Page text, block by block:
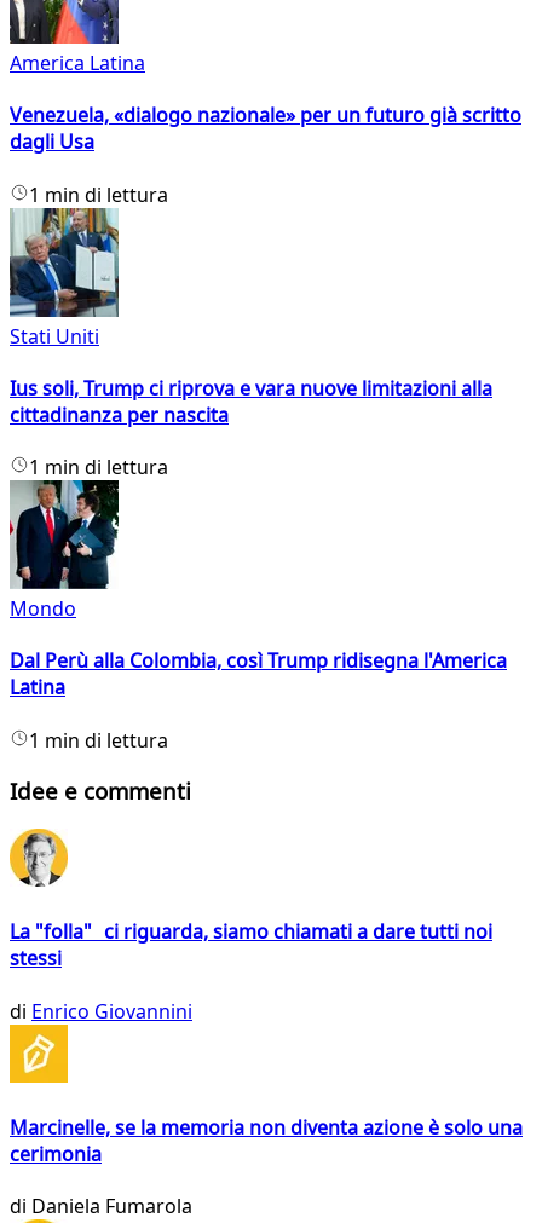
America Latina
Venezuela, «dialogo nazionale» per un futuro già scritto
dagli Usa
1 min di lettura
Stati Uniti
Ius soli, Trump ci riprova e vara nuove limitazioni alla
cittadinanza per nascita
1 min di lettura
Mondo
Dal Perù alla Colombia, così Trump ridisegna l'America
Latina
1 min di lettura
Idee e commenti
La "folla" ci riguarda, siamo chiamati a dare tutti noi
stessi
di Enrico Giovannini
Marcinelle, se la memoria non diventa azione è solo una
cerimonia
di Daniela Fumarola